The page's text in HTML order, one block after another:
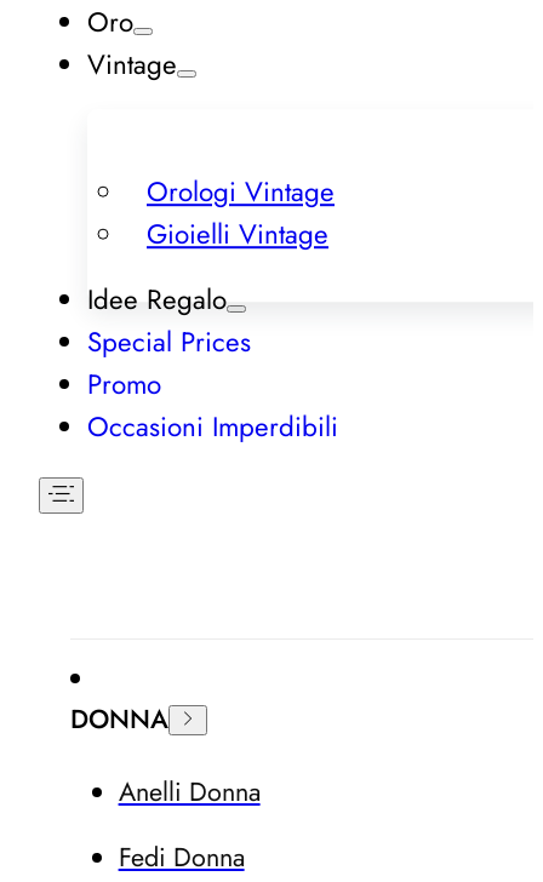
Oro
Vintage
Orologi Vintage
Gioielli Vintage
Idee Regalo
Special Prices
Promo
Occasioni Imperdibili
DONNA
Anelli Donna
Fedi Donna